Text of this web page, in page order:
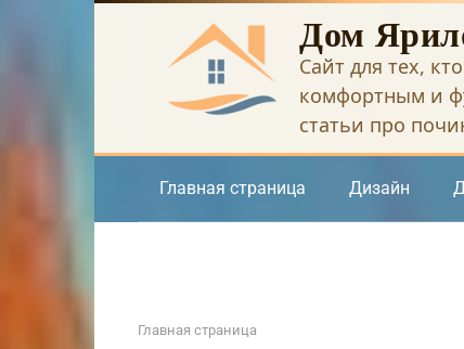
Дом
Сайт для тех,
комфортным и
статьи про
Главная страница Дизайн
Главная страница